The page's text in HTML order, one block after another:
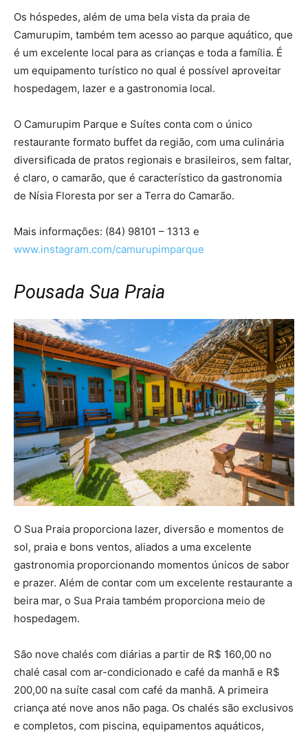
Os hóspedes, além de uma bela vista da praia de
Camurupim, também tem acesso ao parque aquático, que
é um excelente local para as crianças e toda a família. É
um equipamento turístico no qual é possível aproveitar
hospedagem, lazer e a gastronomia local.
O Camurupim Parque e Suítes conta com o único
restaurante formato buffet da região, com uma culinária
diversificada de pratos regionais e brasileiros, sem faltar,
é claro, o camarão, que é característico da gastronomia
de Nísia Floresta por ser a Terra do Camarão.
Mais informações: (84) 98101 – 1313 e
www.instagram.com/camurupimparque
Pousada Sua Praia
O Sua Praia proporciona lazer, diversão e momentos de
sol, praia e bons ventos, aliados a uma excelente
gastronomia proporcionando momentos únicos de sabor
e prazer. Além de contar com um excelente restaurante a
beira mar, o Sua Praia também proporciona meio de
hospedagem.
São nove chalés com diárias a partir de R$ 160,00 no
chalé casal com ar-condicionado e café da manhã e R$
200,00 na suíte casal com café da manhã. A primeira
criança até nove anos não paga. Os chalés são exclusivos
e completos, com piscina, equipamentos aquáticos,